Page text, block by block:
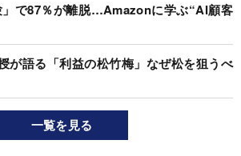
」で87％が離脱…Amazonに学ぶ“AI顧客
が語る「利益の松竹梅」なぜ松を狙うべ
一覧を見る